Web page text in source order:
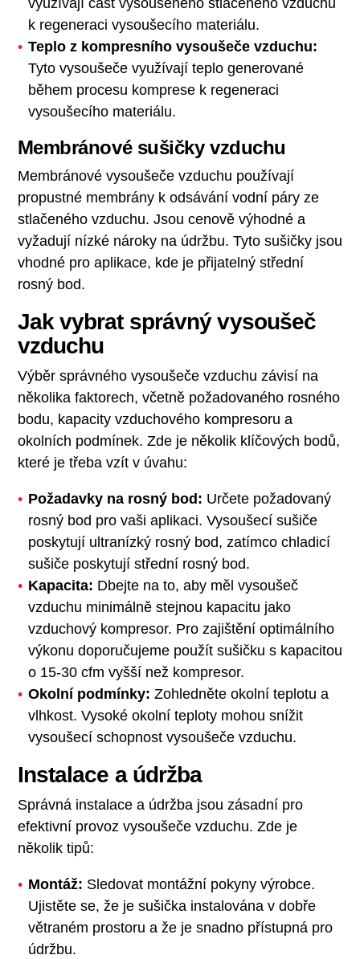
využívají část vysoušeného stlačeného vzduchu
k regeneraci vysoušecího materiálu.
Teplo z kompresního vysoušeče vzduchu:
Tyto vysoušeče využívají teplo generované
během procesu komprese k regeneraci
vysoušecího materiálu.
Membránové sušičky vzduchu
Membránové vysoušeče vzduchu používají
propustné membrány k odsávání vodní páry ze
stlačeného vzduchu. Jsou cenově výhodné a
vyžadují nízké nároky na údržbu. Tyto sušičky jsou
vhodné pro aplikace, kde je přijatelný střední
rosný bod.
Jak vybrat správný vysoušeč
vzduchu
Výběr správného vysoušeče vzduchu závisí na
několika faktorech, včetně požadovaného rosného
bodu, kapacity vzduchového kompresoru a
okolních podmínek. Zde je několik klíčových bodů,
které je třeba vzít v úvahu:
Požadavky na rosný bod: Určete požadovaný
rosný bod pro vaši aplikaci. Vysoušecí sušiče
poskytují ultranízký rosný bod, zatímco chladicí
sušiče poskytují střední rosný bod.
Kapacita: Dbejte na to, aby měl vysoušeč
vzduchu minimálně stejnou kapacitu jako
vzduchový kompresor. Pro zajištění optimálního
výkonu doporučujeme použít sušičku s kapacitou
o 15-30 cfm vyšší než kompresor.
Okolní podmínky: Zohledněte okolní teplotu a
vlhkost. Vysoké okolní teploty mohou snížit
vysoušecí schopnost vysoušeče vzduchu.
Instalace a údržba
Správná instalace a údržba jsou zásadní pro
efektivní provoz vysoušeče vzduchu. Zde je
několik tipů:
Montáž: Sledovat montážní pokyny výrobce.
Ujistěte se, že je sušička instalována v dobře
větraném prostoru a že je snadno přístupná pro
údržbu.